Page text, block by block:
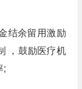
结余留用激励
，鼓励医疗机
;